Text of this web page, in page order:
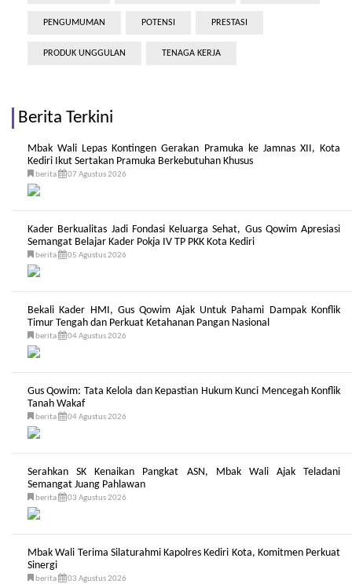
PENGUMUMAN POTENSI PRESTASI
PRODUK UNGGULAN TENAGA KERJA
Berita Terkini
Mbak Wali Lepas Kontingen Gerakan Pramuka ke Jamnas XII, Kota
Kediri Ikut Sertakan Pramuka Berkebutuhan Khusus
berita 07 Agustus 2026
Kader Berkualitas Jadi Fondasi Keluarga Sehat, Gus Qowim Apresiasi
Semangat Belajar Kader Pokja IV TP PKK Kota Kediri
berita 05 Agustus 2026
Bekali Kader HMI, Gus Qowim Ajak Untuk Pahami Dampak Konflik
Timur Tengah dan Perkuat Ketahanan Pangan Nasional
berita 04 Agustus 2026
Gus Qowim: Tata Kelola dan Kepastian Hukum Kunci Mencegah Konflik
Tanah Wakaf
berita 04 Agustus 2026
Serahkan SK Kenaikan Pangkat ASN, Mbak Wali Ajak Teladani
Semangat Juang Pahlawan
berita 03 Agustus 2026
Mbak Wali Terima Silaturahmi Kapolres Kediri Kota, Komitmen Perkuat
Sinergi
berita 03 Agustus 2026